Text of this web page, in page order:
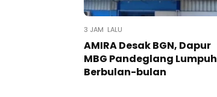
3 JAM LALU
AMIRA Desak BGN, Dapur
MBG Pandeglang Lumpuh
Berbulan-bulan